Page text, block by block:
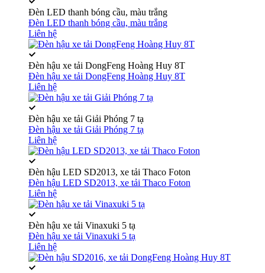
Đèn LED thanh bóng cầu, màu trắng
Đèn LED thanh bóng cầu, màu trắng
Liên hệ
Đèn hậu xe tải DongFeng Hoàng Huy 8T
Đèn hậu xe tải DongFeng Hoàng Huy 8T
Liên hệ
Đèn hậu xe tải Giải Phóng 7 tạ
Đèn hậu xe tải Giải Phóng 7 tạ
Liên hệ
Đèn hậu LED SD2013, xe tải Thaco Foton
Đèn hậu LED SD2013, xe tải Thaco Foton
Liên hệ
Đèn hậu xe tải Vinaxuki 5 tạ
Đèn hậu xe tải Vinaxuki 5 tạ
Liên hệ